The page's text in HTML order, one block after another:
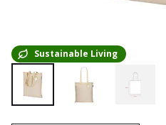
Sustainable Living